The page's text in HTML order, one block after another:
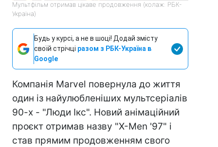
Мультфільм отримав цікаве продовження (колаж: РБК-
Україна)
Будь у курсі, а не в шоці! Додай змісту
своїй стрічці разом з РБК-Україна в
Google
Компанія Marvel повернула до життя
один із найулюбленіших мультсеріалів
90-х - "Люди Ікс". Новий анімаційний
проєкт отримав назву "X-Men '97" і
став прямим продовженням свого